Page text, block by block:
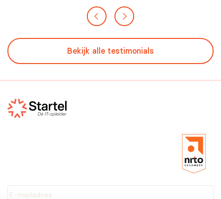
Bekijk alle testimonials